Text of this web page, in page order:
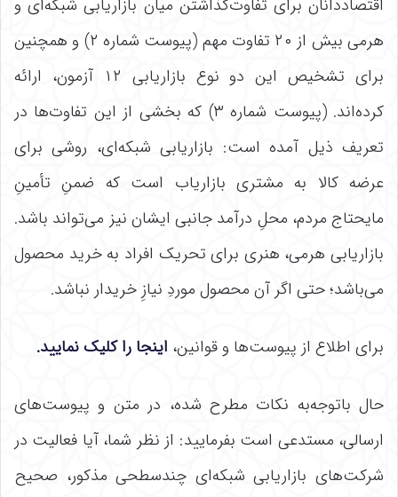
هرمی بیش از ۲۰ تفاوت مهم (پیوست شماره ۲) و همچنین
برای تشخیص این دو نوع بازاریابی ۱۲ آزمون، ارائه
کرده‌اند. (پیوست شماره ۳) که بخشی از این تفاوت‌ها در
تعریف ذیل آمده است: بازاریابی شبکه‌ای، روشی برای
عرضه کالا به مشتری بازاریاب است که ضمنِ تأمینِ
مایحتاج مردم، محلِ درآمد جانبی ایشان نیز می‌تواند باشد.
بازاریابی هرمی، هنری برای تحریک افراد به خرید محصول
می‌باشد؛ حتی اگر آن محصول موردِ نیازِ خریدار نباشد.
برای اطلاع از پیوست‌ها و قوانین، اینجا را کلیک نمایید.
حال باتوجه‌به نکات مطرح شده، در متن و پیوست‌های
ارسالی، مستدعی است بفرمایید: از نظر شما، آیا فعالیت در
شرکت‌های بازاریابی شبکه‌ای چندسطحی مذکور، صحیح